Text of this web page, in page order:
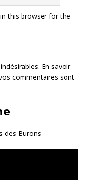
this browser for the
En savoir
commentaires sont
des Burons